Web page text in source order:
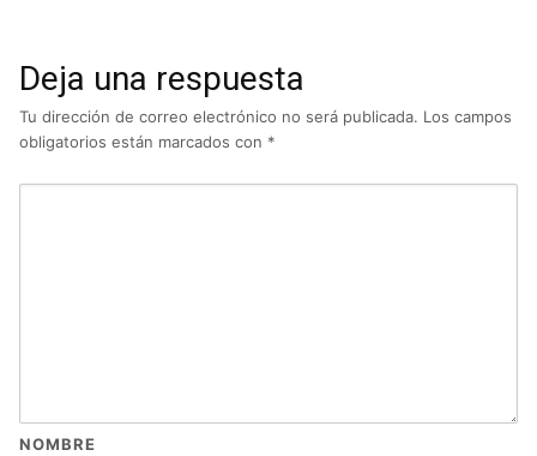
Deja una respuesta
Tu dirección de correo electrónico no será publicada. Los campos
obligatorios están marcados con *
NOMBRE